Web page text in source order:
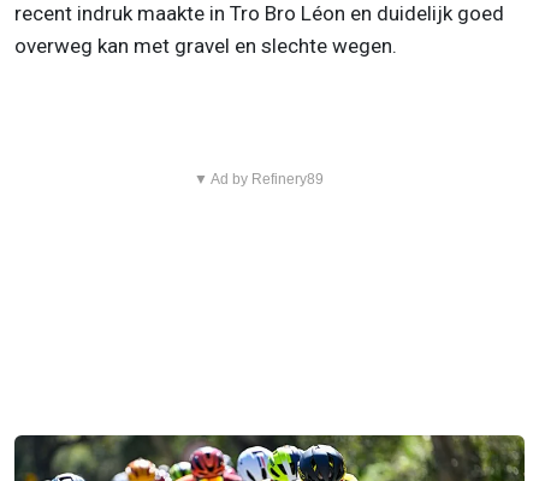
recent indruk maakte in Tro Bro Léon en duidelijk goed
overweg kan met gravel en slechte wegen.
▼ Ad by Refinery89